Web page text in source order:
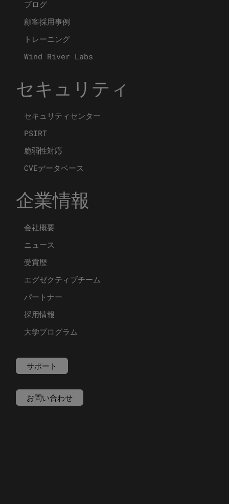
ブログ
顧客採用事例
トレーニング
Wind River Labs
セキュリティ
セキュリティセンター
PSIRT
脆弱性対応
CVEデータベース
企業情報
会社概要
ニュース
受賞歴
エグゼクティブチーム
パートナー
採用情報
大学プログラム
サポート
お問い合わせ